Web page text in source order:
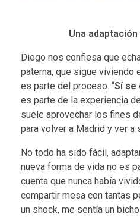
Una
Diego nos confiesa que
paterna, que sigue viviendo
es parte del proceso. “Sí se
es parte de la experiencia
suele aprovechar los fines
para volver a Madrid y ver a
No todo ha sido fácil,
nueva forma de vida no es
cuenta que nunca había
compartir mesa con tantas
un shock, me sentía un